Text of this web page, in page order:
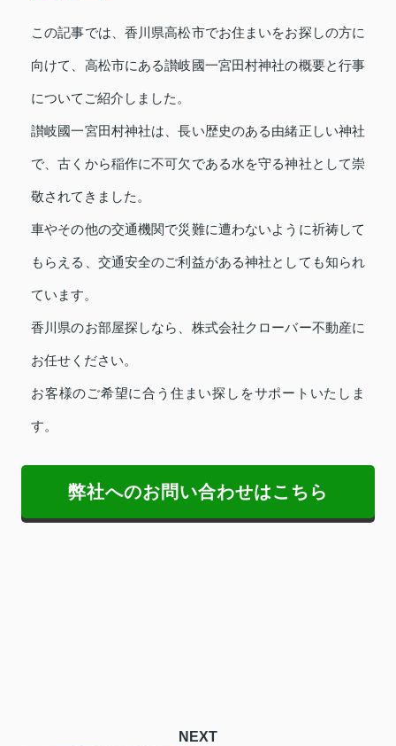
この記事では、香川県高松市でお住まいをお探しの方に
向けて、高松市にある讃岐國一宮田村神社の概要と行事
についてご紹介しました。
讃岐國一宮田村神社は、長い歴史のある由緒正しい神社
で、古くから稲作に不可欠である水を守る神社として崇
敬されてきました。
車やその他の交通機関で災難に遭わないように祈祷して
もらえる、交通安全のご利益がある神社としても知られ
ています。
香川県のお部屋探しなら、株式会社クローバー不動産に
お任せください。
お客様のご希望に合う住まい探しをサポートいたしま
す。
弊社へのお問い合わせはこちら
NEXT